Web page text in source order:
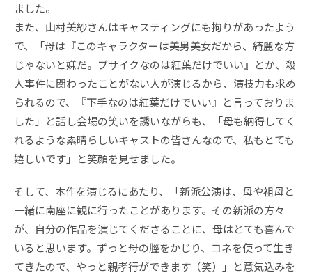
ました。
また、山村美紗さんはキャスティングにも拘りがあったよう
で、「母は『このキャラクターは美男美女だから、綺麗な方
じゃないと嫌だ。ブサイクなのは紅葉だけでいい』とか、殺
人事件に関わったことがない人が演じるから、演技力も求め
られるので、『下手なのは紅葉だけでいい』と言っておりま
した」と話し会場の笑いを誘いながらも、「母も納得してく
れるような素晴らしいキャストの皆さんなので、私もとても
嬉しいです」と笑顔を見せました。
そして、本作を演じるにあたり、「新派公演は、母や祖母と
一緒に南座に観に行ったことがあります。その新派の方々
が、自分の作品を演じてくださることに、母はとても喜んで
いると思います。ずっと母の脛をかじり、コネを使って生き
てきたので、やっと親孝行ができます（笑）」と意気込みを